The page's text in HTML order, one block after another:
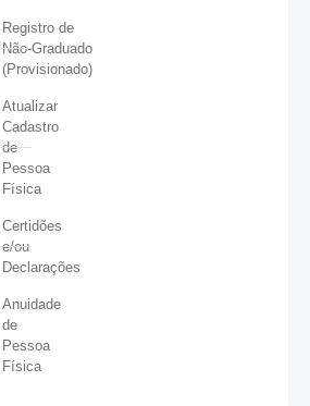
Registro de
Não-Graduado
(Provisionado)
Atualizar
Cadastro
de
Pessoa
Física
Certidões
e/ou
Declarações
Anuidade
de
Pessoa
Física